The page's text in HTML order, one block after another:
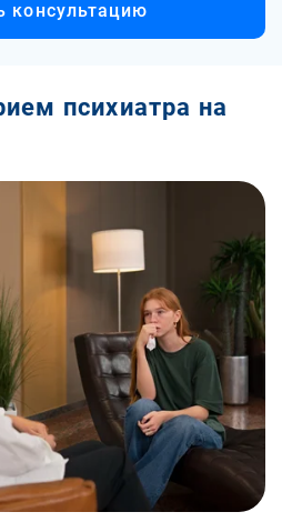
консультацию
психиатра на